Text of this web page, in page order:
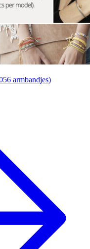
armbandjes)